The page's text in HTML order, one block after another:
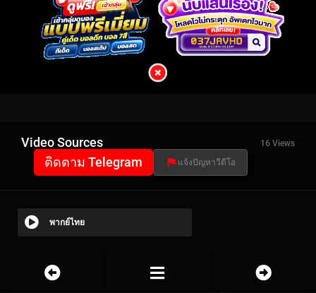
Video Sources 16 Views
ติดตาม Telegram แจ้งปัญหาวีดีโอ
พากย์ไทย